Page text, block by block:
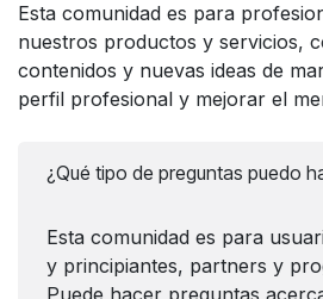
Esta comunidad es para
nuestros productos y servicios,
contenidos y nuevas ideas de
perfil profesional y mejorar el
¿Qué tipo de preguntas puedo
Esta comunidad es para
y principiantes, partners y